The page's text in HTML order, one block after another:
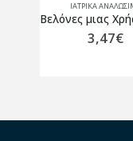
ΙΑΤΡΙΚΑ
3,47€